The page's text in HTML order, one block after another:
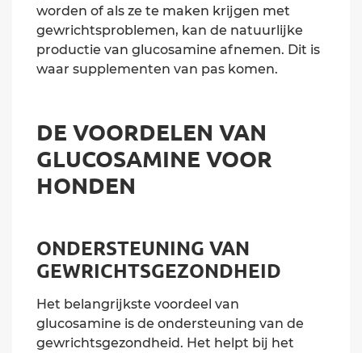
worden of als ze te maken krijgen met
gewrichtsproblemen, kan de natuurlijke
productie van glucosamine afnemen. Dit is
waar supplementen van pas komen.
DE VOORDELEN VAN
GLUCOSAMINE VOOR
HONDEN
ONDERSTEUNING VAN
GEWRICHTSGEZONDHEID
Het belangrijkste voordeel van
glucosamine is de ondersteuning van de
gewrichtsgezondheid. Het helpt bij het